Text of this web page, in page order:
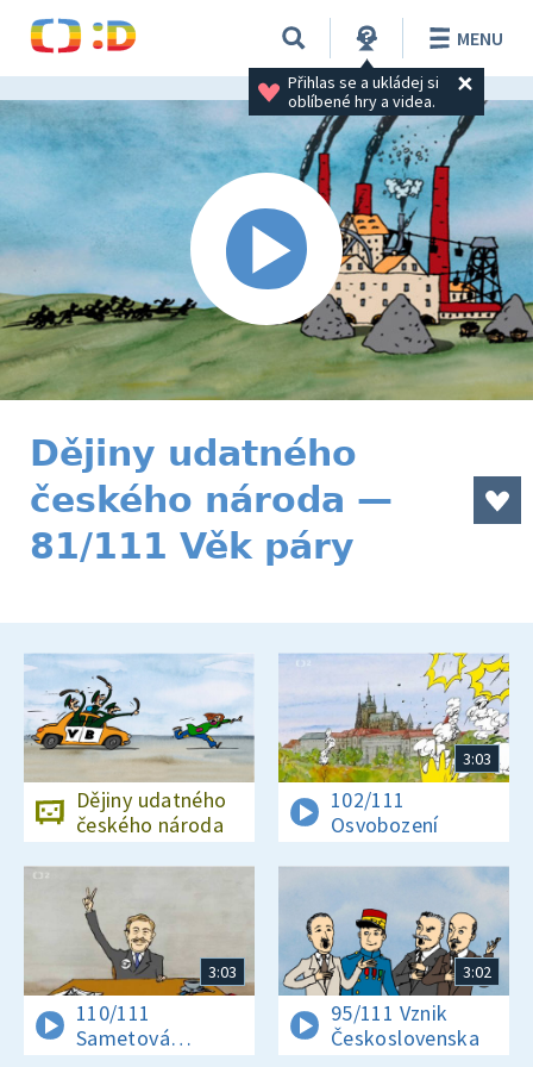
Přihlas se a ukládej si
oblíbené hry a videa.
MENU
Dějiny udatného
českého národa —
81/111 Věk páry
Dějiny udatného
českého národa
3:03
102/111
Osvobození
3:03
110/111
Sametová
3:02
95/111 Vznik
Československa